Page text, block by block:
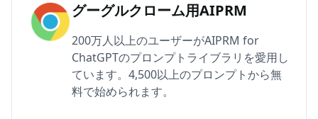
グーグルクローム用AIPRM
200万人以上のユーザーがAIPRM for
ChatGPTのプロンプトライブラリを愛用し
ています。4,500以上のプロンプトから無
料で始められます。